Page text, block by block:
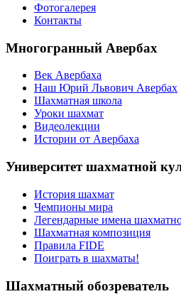
Фотогалерея
Контакты
Многогранный Авербах
Век Авербаха
Наш Юрий Львович Авербах
Шахматная школа
Уроки шахмат
Видеолекции
Истории от Авербаха
Университет шахматной
История шахмат
Чемпионы мира
Легендарные имена
Шахматная композиция
Правила FIDE
Поиграть в шахматы!
Шахматный обозреватель